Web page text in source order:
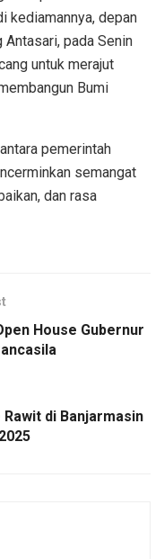
kediamannya, depan
Antasari, pada Senin
untuk merajut
Bumi
pemerintah
semangat
dan rasa
House Gubernur
di Banjarmasin